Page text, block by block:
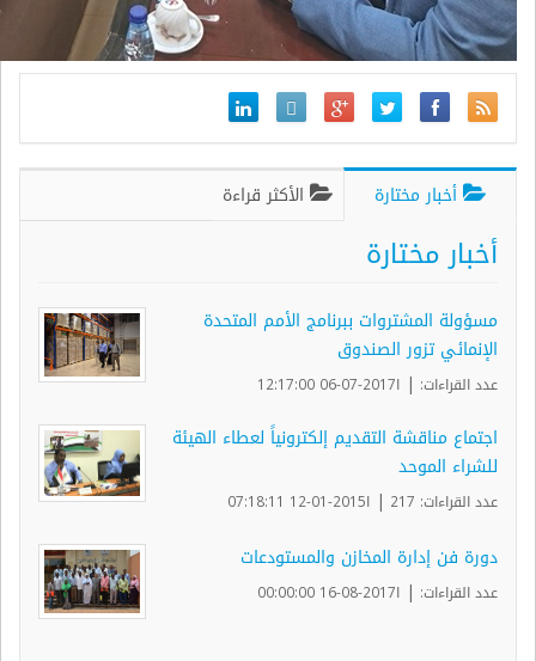
أخبار مختارة الأكثر قراءة
أخبار مختارة
مسؤولة المشتروات ببرنامج الأمم المتحدة
الإنمائي تزور الصندوق
عدد القراءات: | ا2017-07-06 12:17:00
اجتماع مناقشة التقديم إلكترونياً لعطاء الهيئة
للشراء الموحد
عدد القراءات: 217 | ا2015-01-12 07:18:11
دورة فن إدارة المخازن والمستودعات
عدد القراءات: | ا2017-08-16 00:00:00